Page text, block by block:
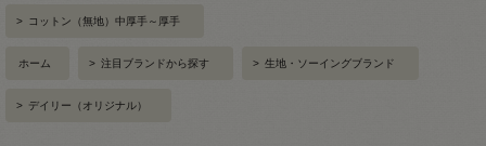
> コットン（無地）中厚手～厚手
ホーム > 注目ブランドから探す > 生地・ソーイングブランド
> デイリー（オリジナル）